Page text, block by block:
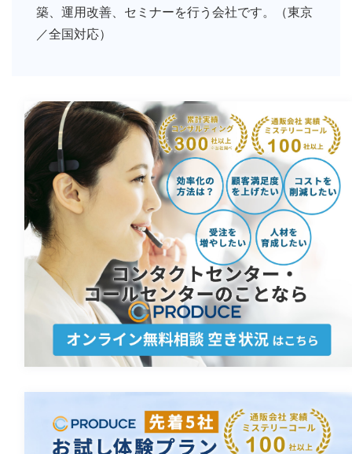
築、運用改善、セミナーを行う会社です。（東京
／全国対応）